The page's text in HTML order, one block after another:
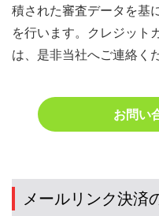
積された審査データを基
を行います。クレジット
は、是非当社へご連絡く
お問い
メールリンク決済